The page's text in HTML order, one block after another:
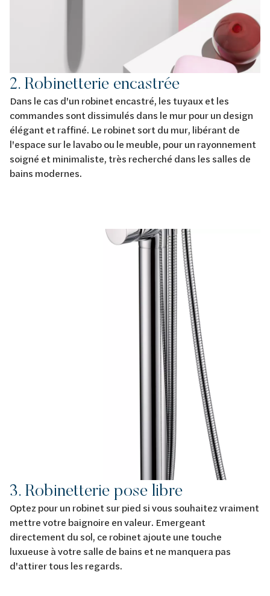
2. Robinetterie encastrée
Dans le cas d'un robinet encastré, les tuyaux et les
commandes sont dissimulés dans le mur pour un design
élégant et raffiné. Le robinet sort du mur, libérant de
l'espace sur le lavabo ou le meuble, pour un rayonnement
soigné et minimaliste, très recherché dans les salles de
bains modernes.
3. Robinetterie pose libre
Optez pour un robinet sur pied si vous souhaitez vraiment
mettre votre baignoire en valeur. Emergeant
directement du sol, ce robinet ajoute une touche
luxueuse à votre salle de bains et ne manquera pas
d'attirer tous les regards.